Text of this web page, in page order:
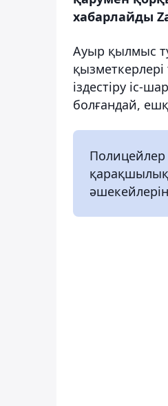
хабарлайды
Ауыр қылмыс
іздестіру іс-
болғандай,
Полицейлер